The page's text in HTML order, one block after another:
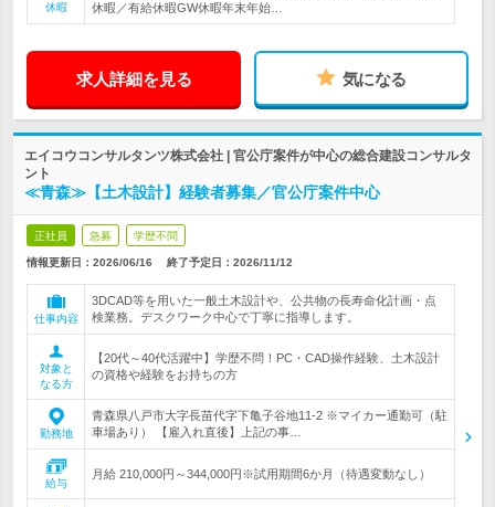
休暇
休暇／有給休暇GW休暇年末年始…
求人詳細を見る 気になる
エイコウコンサルタンツ株式会社 | 官公庁案件が中心の総合建設コンサルタ
ント
≪青森≫【土木設計】経験者募集／官公庁案件中心
正社員 急募 学歴不問
情報更新日：2026/06/16 終了予定日： 2026/11/12
仕事内容
3DCAD等を用いた一般土木設計や、公共物の長寿命化計画・点
検業務。デスクワーク中心で丁寧に指導します。
対象と
なる方
【20代～40代活躍中】学歴不問！PC・CAD操作経験、土木設計
の資格や経験をお持ちの方
勤務地
青森県八戸市大字長苗代字下亀子谷地11-2 ※マイカー通勤可（駐
車場あり） 【雇入れ直後】上記の事…
給与
月給 210,000円～344,000円※試用期間6か月（待遇変動なし）